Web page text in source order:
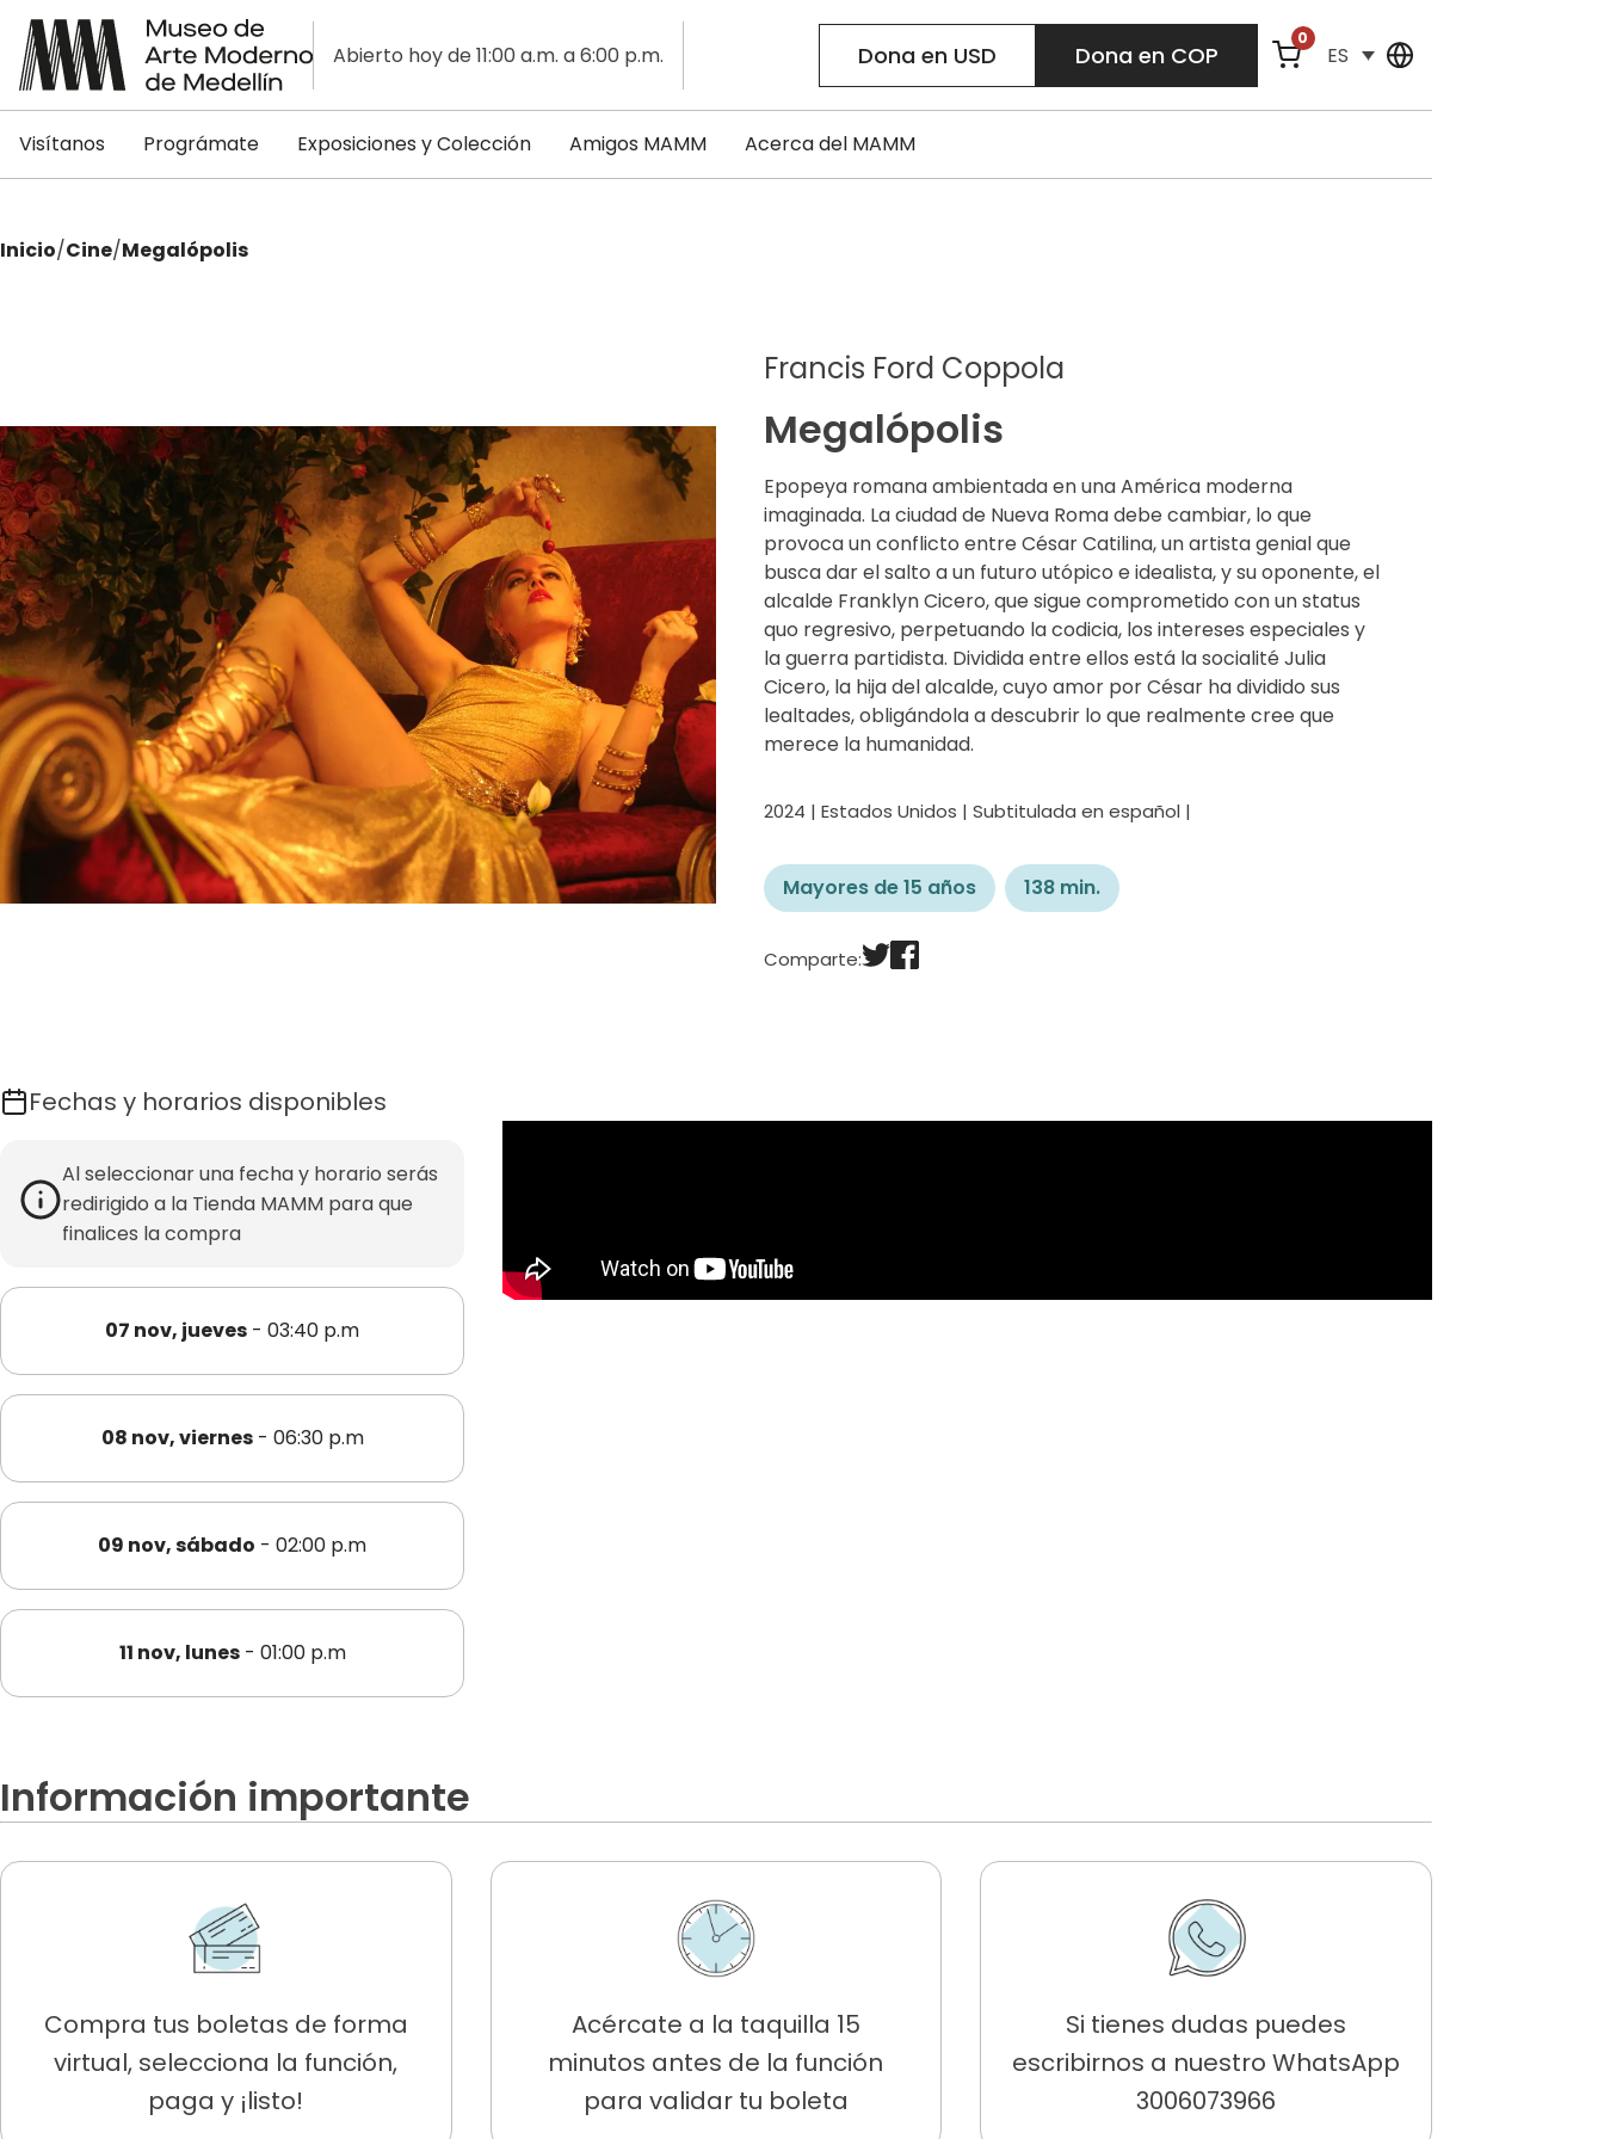
Abierto hoy de 11:00 a.m. a 6:00 p.m. Dona en USD Dona en COP
0
ES
Visítanos Prográmate Exposiciones y Colección Amigos MAMM Acerca del MAMM
Inicio/Cine/Megalópolis
Francis Ford Coppola
Megalópolis
Epopeya romana ambientada en una América moderna
imaginada. La ciudad de Nueva Roma debe cambiar, lo que
provoca un conflicto entre César Catilina, un artista genial que
busca dar el salto a un futuro utópico e idealista, y su oponente, el
alcalde Franklyn Cicero, que sigue comprometido con un status
quo regresivo, perpetuando la codicia, los intereses especiales y
la guerra partidista. Dividida entre ellos está la socialité Julia
Cicero, la hija del alcalde, cuyo amor por César ha dividido sus
lealtades, obligándola a descubrir lo que realmente cree que
merece la humanidad.
2024 | Estados Unidos | Subtitulada en español |
Mayores de 15 años 138 min.
Comparte:
Fechas y horarios disponibles
Al seleccionar una fecha y horario serás
redirigido a la Tienda MAMM para que
finalices la compra
07 nov, jueves - 03:40 p.m
08 nov, viernes- 06:30 p.m
09 nov, sábado - 02:00 p.m
11 nov, lunes- 01:00 p.m
Información importante
Compra tus boletas de forma
virtual, selecciona la función,
paga y ¡listo!
Acércate a la taquilla 15
minutos antes de la función
para validar tu boleta
Si tienes dudas puedes
escribirnos a nuestro WhatsApp
3006073966